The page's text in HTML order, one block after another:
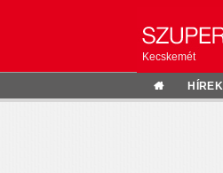
Kecskemét
HÍREK